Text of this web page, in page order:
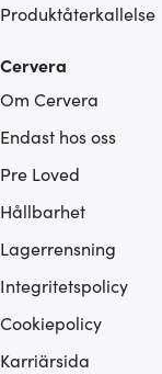
Produktåterkallelse
Cervera
Om Cervera
Endast hos oss
Pre Loved
Hållbarhet
Lagerrensning
Integritetspolicy
Cookiepolicy
Karriärsida